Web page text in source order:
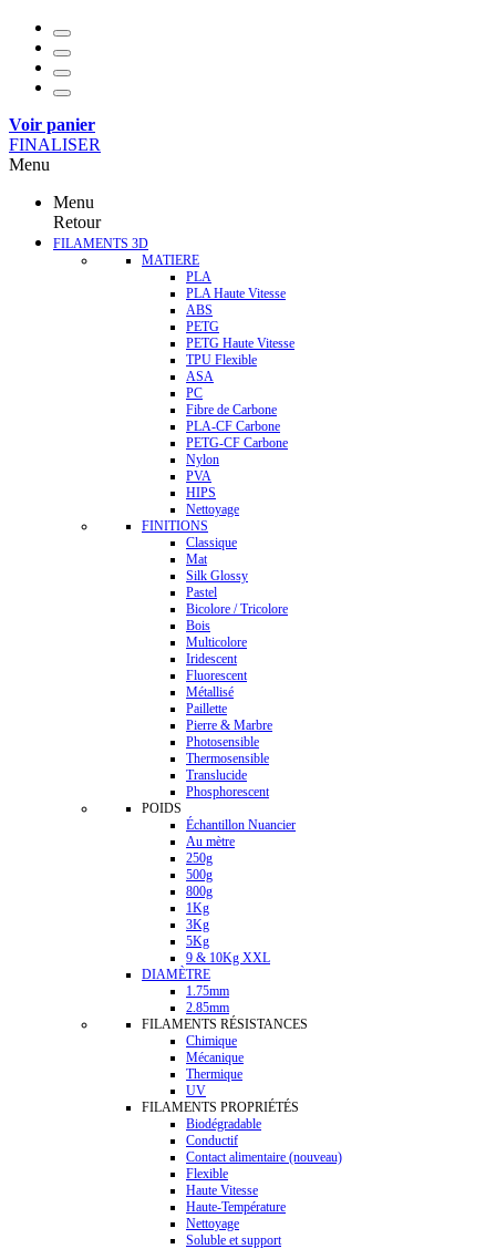
Voir panier
FINALISER
Menu
Menu
Retour
FILAMENTS 3D
MATIERE
PLA
PLA Haute Vitesse
ABS
PETG
PETG Haute Vitesse
TPU Flexible
ASA
PC
Fibre de Carbone
PLA-CF Carbone
PETG-CF Carbone
Nylon
PVA
HIPS
Nettoyage
FINITIONS
Classique
Mat
Silk Glossy
Pastel
Bicolore / Tricolore
Bois
Multicolore
Iridescent
Fluorescent
Métallisé
Paillette
Pierre & Marbre
Photosensible
Thermosensible
Translucide
Phosphorescent
POIDS
Échantillon Nuancier
Au mètre
250g
500g
800g
1Kg
3Kg
5Kg
9 & 10Kg XXL
DIAMÈTRE
1.75mm
2.85mm
FILAMENTS RÉSISTANCES
Chimique
Mécanique
Thermique
UV
FILAMENTS PROPRIÉTÉS
Biodégradable
Conductif
Contact alimentaire (nouveau)
Flexible
Haute Vitesse
Haute-Température
Nettoyage
Soluble et support